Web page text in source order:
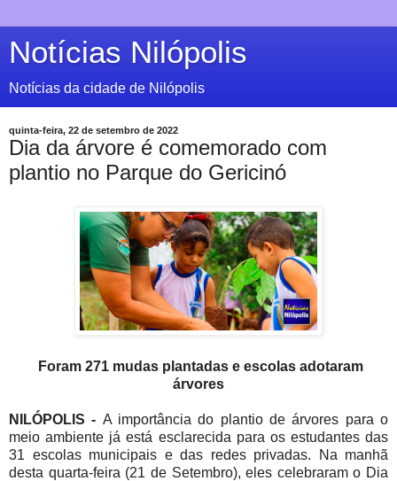
Notícias Nilópolis
Notícias da cidade de Nilópolis
quinta-feira, 22 de setembro de 2022
Dia da árvore é comemorado com
plantio no Parque do Gericinó
Foram 271 mudas plantadas e escolas adotaram
árvores
NILÓPOLIS - A importância do plantio de árvores para o
meio ambiente já está esclarecida para os estudantes das
31 escolas municipais e das redes privadas. Na manhã
desta quarta-feira (21 de Setembro), eles celebraram o Dia